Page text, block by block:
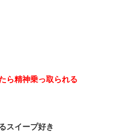
ら精神乗っ取られる
スイープ好き